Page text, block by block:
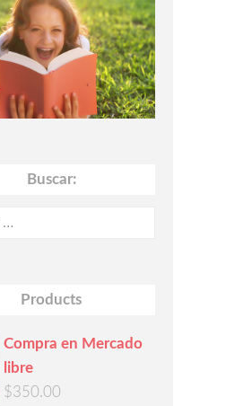
Buscar:
Products
Compra en Mercado
libre
$350.00